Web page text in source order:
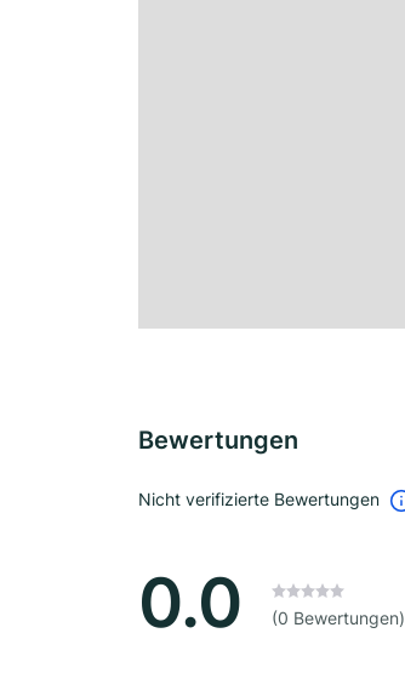
Bewertungen
Nicht verifizierte Bewertungen
0.0 (0 Bewertungen)